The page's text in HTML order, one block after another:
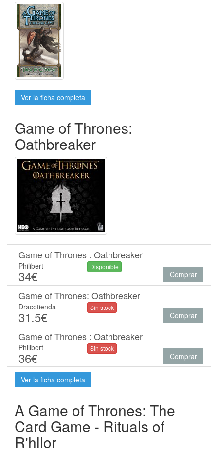
Ver la ficha completa
Game of Thrones:
Oathbreaker
Game of Thrones : Oathbreaker
Philibert
34€
Disponible
Comprar
Game of Thrones: Oathbreaker
Dracotienda
31.5€
Sin stock
Comprar
Game of Thrones : Oathbreaker
Philibert
36€
Sin stock
Comprar
Ver la ficha completa
A Game of Thrones: The
Card Game - Rituals of
R'hllor